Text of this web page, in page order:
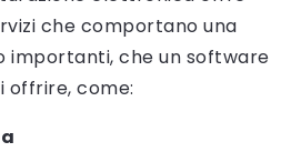
che comportano una
importanti, che un software
offrire, come: